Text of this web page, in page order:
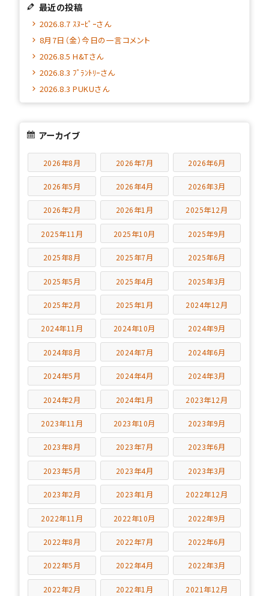
最近の投稿
2026.8.7 ｽﾇｰﾋﾟｰさん
8月7日（金）今日の一言コメント
2026.8.5 H&Tさん
2026.8.3 ﾌﾟﾗﾝﾄﾘｰさん
2026.8.3 PUKUさん
アーカイブ
2026年8月 2026年7月 2026年6月
2026年5月 2026年4月 2026年3月
2026年2月 2026年1月 2025年12月
2025年11月 2025年10月 2025年9月
2025年8月 2025年7月 2025年6月
2025年5月 2025年4月 2025年3月
2025年2月 2025年1月 2024年12月
2024年11月 2024年10月 2024年9月
2024年8月 2024年7月 2024年6月
2024年5月 2024年4月 2024年3月
2024年2月 2024年1月 2023年12月
2023年11月 2023年10月 2023年9月
2023年8月 2023年7月 2023年6月
2023年5月 2023年4月 2023年3月
2023年2月 2023年1月 2022年12月
2022年11月 2022年10月 2022年9月
2022年8月 2022年7月 2022年6月
2022年5月 2022年4月 2022年3月
2022年2月 2022年1月 2021年12月